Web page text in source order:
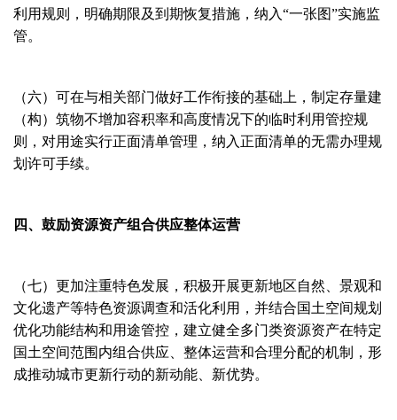
利用规则，明确期限及到期恢复措施，纳入“一张图”实施监
管。
（六）可在与相关部门做好工作衔接的基础上，制定存量建
（构）筑物不增加容积率和高度情况下的临时利用管控规
则，对用途实行正面清单管理，纳入正面清单的无需办理规
划许可手续。
四、鼓励资源资产组合供应整体运营
（七）更加注重特色发展，积极开展更新地区自然、景观和
文化遗产等特色资源调查和活化利用，并结合国土空间规划
优化功能结构和用途管控，建立健全多门类资源资产在特定
国土空间范围内组合供应、整体运营和合理分配的机制，形
成推动城市更新行动的新动能、新优势。